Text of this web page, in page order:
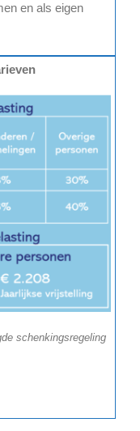
en als eigen
schenkingsregeling